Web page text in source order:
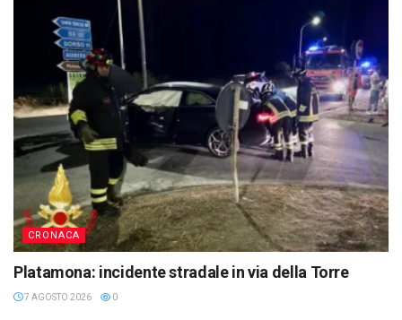
CRONACA
Platamona: incidente stradale in via della Torre
7 AGOSTO 2026 0